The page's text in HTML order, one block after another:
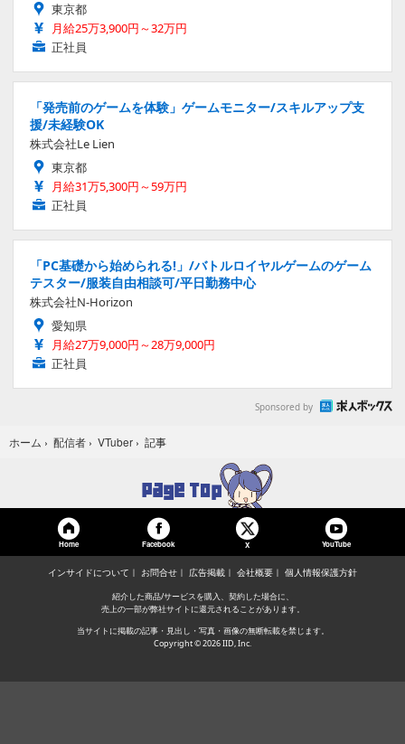
東京都
月給25万3,900円～32万円
正社員
「発売前のゲームを体験」ゲームモニター/スキルアップ支
援/未経験OK
株式会社Le Lien
東京都
月給31万5,300円～59万円
正社員
「PC基礎から始められる!」/バトルロイヤルゲームのゲーム
テスター/服装自由相談可/平日勤務中心
株式会社N-Horizon
愛知県
月給27万9,000円～28万9,000円
正社員
Sponsored by
ホーム › 配信者 › VTuber › 記事
Home Facebook X YouTube
インサイドについて お問合せ 広告掲載 会社概要 個人情報保護方針
紹介した商品/サービスを購入、契約した場合に、
売上の一部が弊社サイトに還元されることがあります。
当サイトに掲載の記事・見出し・写真・画像の無断転載を禁じます。
Copyright © 2026 IID, Inc.